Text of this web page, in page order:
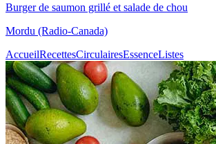
Burger de saumon grillé et salade de chou
Mordu (Radio-Canada)
AccueilRecettesCirculairesEssenceListes